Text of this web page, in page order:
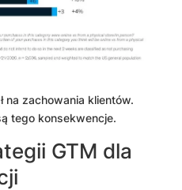
na zachowania klientów.
tego konsekwencje.
GTM dla